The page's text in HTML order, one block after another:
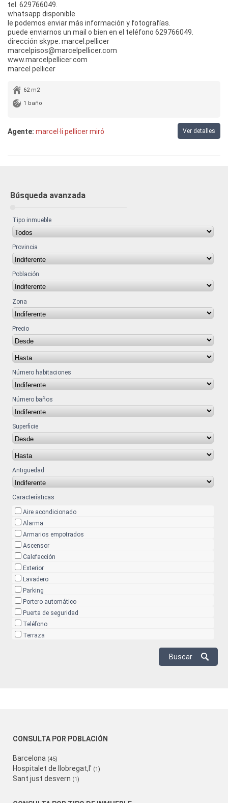
tel. 629766049.
whatsapp disponible
le podemos enviar más información y fotografías.
puede enviarnos un mail o bien en el teléfono 629766049.
dirección skype: marcel.pellicer
marcelpisos@marcelpellicer.com
www.marcelpellicer.com
marcel pellicer
62 m2
1 baño
Agente: marcel·li pellicer miró Ver detalles
Búsqueda avanzada
Tipo inmueble
Provincia
Población
Zona
Precio
Número habitaciones
Número baños
Superficie
Antigüedad
Características
Aire acondicionado
Alarma
Armarios empotrados
Ascensor
Calefacción
Exterior
Lavadero
Parking
Portero automático
Puerta de seguridad
Teléfono
Terraza
CONSULTA POR POBLACIÓN
Barcelona (45)
Hospitalet de llobregat,l' (1)
Sant just desvern (1)